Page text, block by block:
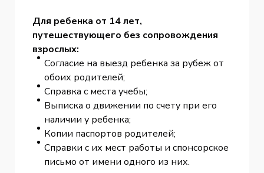
Для ребенка от 14 лет,
путешествующего без сопровождения
взрослых:
Согласие на выезд ребенка за рубеж от
обоих родителей;
Справка с места учебы;
Выписка о движении по счету при его
наличии у ребенка;
Копии паспортов родителей;
Справки с их мест работы и спонсорское
письмо от имени одного из них.